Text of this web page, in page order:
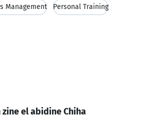
Management Personal Training
el abidine Chiha